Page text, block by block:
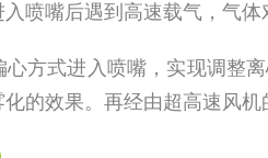
喷嘴后遇到高速载气，气体
心方式进入喷嘴，实现调整
的效果。再经由超高速风